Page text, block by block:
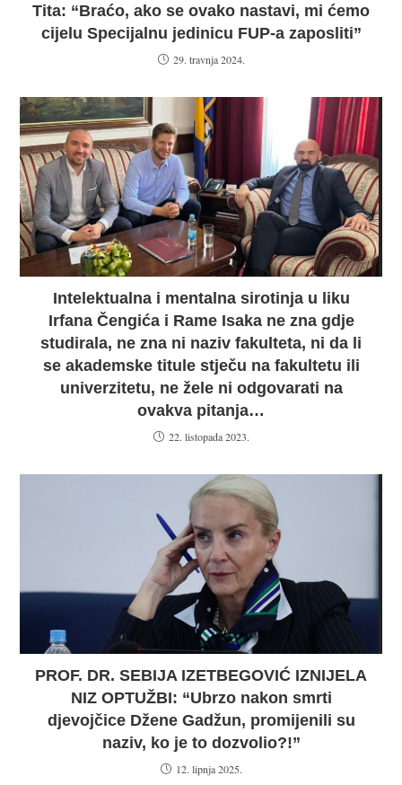
Tita: “Braćo, ako se ovako nastavi, mi ćemo
cijelu Specijalnu jedinicu FUP-a zaposliti”
29. travnja 2024.
Intelektualna i mentalna sirotinja u liku
Irfana Čengića i Rame Isaka ne zna gdje
studirala, ne zna ni naziv fakulteta, ni da li
se akademske titule stječu na fakultetu ili
univerzitetu, ne žele ni odgovarati na
ovakva pitanja…
22. listopada 2023.
PROF. DR. SEBIJA IZETBEGOVIĆ IZNIJELA
NIZ OPTUŽBI: “Ubrzo nakon smrti
djevojčice Džene Gadžun, promijenili su
naziv, ko je to dozvolio?!”
12. lipnja 2025.